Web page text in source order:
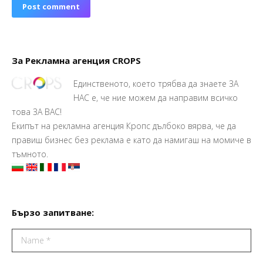
Post comment
За Рекламна агенция CROPS
Единственото, което трябва да знаете ЗА
НАС е, че ние можем да направим всичко
това ЗА ВАС!
Екипът на рекламна агенция Кропс дълбоко вярва, че да
правиш бизнес без реклама е като да намигаш на момиче в
тъмното.
Бързо запитване:
Name *